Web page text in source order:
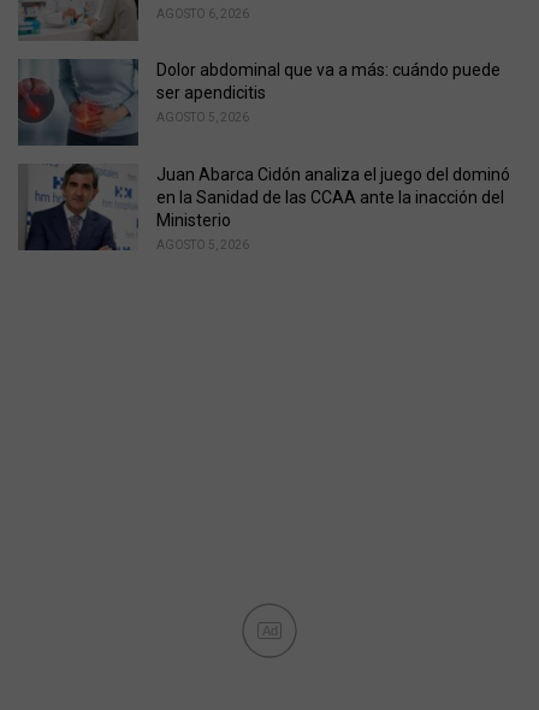
AGOSTO 6, 2026
Dolor abdominal que va a más: cuándo puede
ser apendicitis
AGOSTO 5, 2026
Juan Abarca Cidón analiza el juego del dominó
en la Sanidad de las CCAA ante la inacción del
Ministerio
AGOSTO 5, 2026
Ad